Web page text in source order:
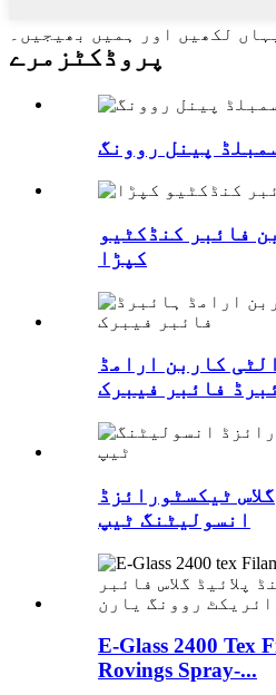
لکھیں اور ہمیں بھیجیں۔
پروڈکٹزمرے
پینل روونگ
فائبر کنڈکٹیو
کپڑا
کاربن ارامڈ
فائبر فیبرک
ٹیکسٹورائزڈ
انسولیٹنگ ٹیپ
E-Glass 2400 Tex
Rovings Spray-...